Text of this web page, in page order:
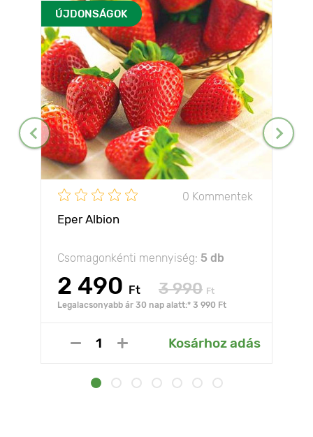
ÚJDONSÁGOK
0 Kommentek
Eper Albion
Csomagonkénti mennyiség: 5 db
2 490 Ft 3 990 Ft
Legalacsonyabb ár 30 nap alatt:* 3 990 Ft
Kosárhoz adás